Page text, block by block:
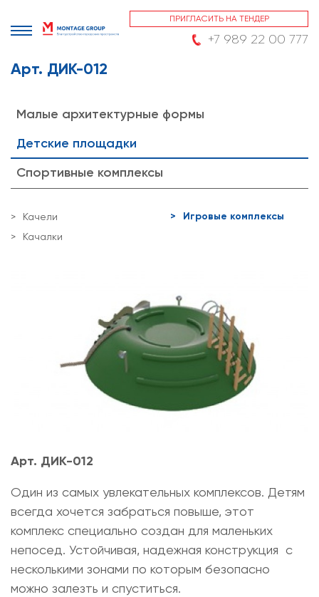
ПРИГЛАСИТЬ НА ТЕНДЕР
+7 989 22 00 777
Арт. ДИК-012
Малые архитектурные формы
Детские площадки
Спортивные комплексы
Качели
Качалки
Игровые комплексы
Арт. ДИК-012
Один из самых увлекательных комплексов. Детям
всегда хочется забраться повыше, этот
комплекс специально создан для маленьких
непосед. Устойчивая, надежная конструкция с
несколькими зонами по которым безопасно
можно залезть и спуститься.